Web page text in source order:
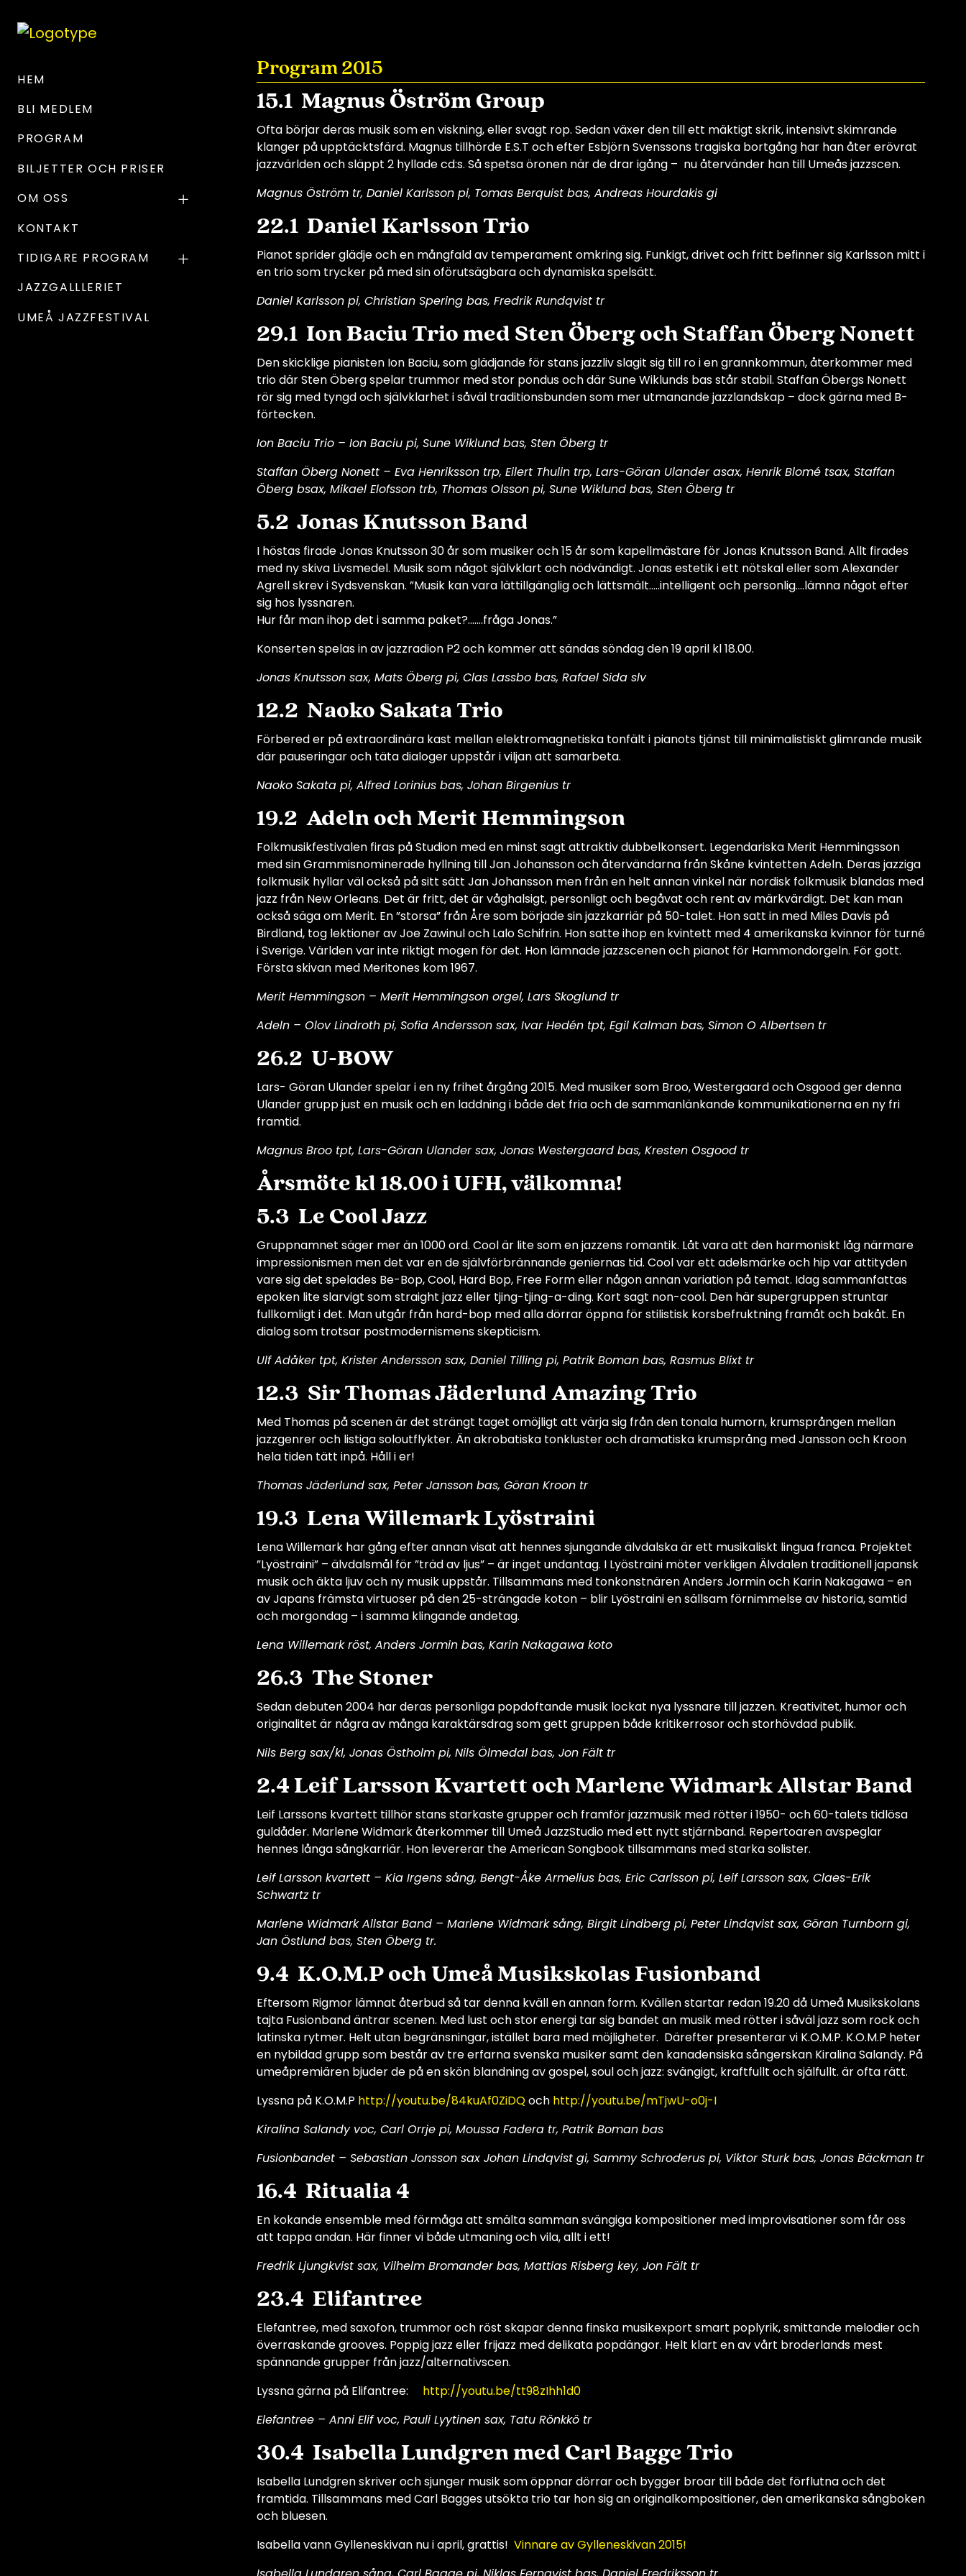
HEM
BLI MEDLEM
PROGRAM
BILJETTER OCH PRISER
OM OSS
KONTAKT
TIDIGARE PROGRAM
JAZZGALLLERIET
UMEÅ JAZZFESTIVAL
Program 2015
15.1 Magnus Öström Group
Ofta börjar deras musik som en viskning, eller svagt rop. Sedan växer den till ett mäktigt skrik, intensivt skimrande
klanger på upptäcktsfärd. Magnus tillhörde E.S.T och efter Esbjörn Svenssons tragiska bortgång har han åter erövrat
jazzvärlden och släppt 2 hyllade cd:s. Så spetsa öronen när de drar igång – nu återvänder han till Umeås jazzscen.
Magnus Öström tr, Daniel Karlsson pi, Tomas Berquist bas, Andreas Hourdakis gi
22.1 Daniel Karlsson Trio
Pianot sprider glädje och en mångfald av temperament omkring sig. Funkigt, drivet och fritt befinner sig Karlsson mitt i
en trio som trycker på med sin oförutsägbara och dynamiska spelsätt.
Daniel Karlsson pi, Christian Spering bas, Fredrik Rundqvist tr
29.1 Ion Baciu Trio med Sten Öberg och Staffan Öberg Nonett
Den skicklige pianisten Ion Baciu, som glädjande för stans jazzliv slagit sig till ro i en grannkommun, återkommer med
trio där Sten Öberg spelar trummor med stor pondus och där Sune Wiklunds bas står stabil. Staffan Öbergs Nonett
rör sig med tyngd och självklarhet i såväl traditionsbunden som mer utmanande jazzlandskap – dock gärna med B-
förtecken.
Ion Baciu Trio – Ion Baciu pi, Sune Wiklund bas, Sten Öberg tr
Staffan Öberg Nonett – Eva Henriksson trp, Eilert Thulin trp, Lars-Göran Ulander asax, Henrik Blomé tsax, Staffan
Öberg bsax, Mikael Elofsson trb, Thomas Olsson pi, Sune Wiklund bas, Sten Öberg tr
5.2 Jonas Knutsson Band
I höstas firade Jonas Knutsson 30 år som musiker och 15 år som kapellmästare för Jonas Knutsson Band. Allt firades
med ny skiva Livsmedel. Musik som något självklart och nödvändigt. Jonas estetik i ett nötskal eller som Alexander
Agrell skrev i Sydsvenskan. ”Musik kan vara lättillgänglig och lättsmält…..intelligent och personlig….lämna något efter
sig hos lyssnaren.
Hur får man ihop det i samma paket?…….fråga Jonas.”
Konserten spelas in av jazzradion P2 och kommer att sändas söndag den 19 april kl 18.00.
Jonas Knutsson sax, Mats Öberg pi, Clas Lassbo bas, Rafael Sida slv
12.2 Naoko Sakata Trio
Förbered er på extraordinära kast mellan elektromagnetiska tonfält i pianots tjänst till minimalistiskt glimrande musik
där pauseringar och täta dialoger uppstår i viljan att samarbeta.
Naoko Sakata pi, Alfred Lorinius bas, Johan Birgenius tr
19.2 Adeln och Merit Hemmingson
Folkmusikfestivalen firas på Studion med en minst sagt attraktiv dubbelkonsert. Legendariska Merit Hemmingsson
med sin Grammisnominerade hyllning till Jan Johansson och återvändarna från Skåne kvintetten Adeln. Deras jazziga
folkmusik hyllar väl också på sitt sätt Jan Johansson men från en helt annan vinkel när nordisk folkmusik blandas med
jazz från New Orleans. Det är fritt, det är våghalsigt, personligt och begåvat och rent av märkvärdigt. Det kan man
också säga om Merit. En ”storsa” från Åre som började sin jazzkarriär på 50-talet. Hon satt in med Miles Davis på
Birdland, tog lektioner av Joe Zawinul och Lalo Schifrin. Hon satte ihop en kvintett med 4 amerikanska kvinnor för turné
i Sverige. Världen var inte riktigt mogen för det. Hon lämnade jazzscenen och pianot för Hammondorgeln. För gott.
Första skivan med Meritones kom 1967.
Merit Hemmingson – Merit Hemmingson orgel, Lars Skoglund tr
Adeln – Olov Lindroth pi, Sofia Andersson sax, Ivar Hedén tpt, Egil Kalman bas, Simon O Albertsen tr
26.2 U-BOW
Lars- Göran Ulander spelar i en ny frihet årgång 2015. Med musiker som Broo, Westergaard och Osgood ger denna
Ulander grupp just en musik och en laddning i både det fria och de sammanlänkande kommunikationerna en ny fri
framtid.
Magnus Broo tpt, Lars-Göran Ulander sax, Jonas Westergaard bas, Kresten Osgood tr
Årsmöte kl 18.00 i UFH, välkomna!
5.3 Le Cool Jazz
Gruppnamnet säger mer än 1000 ord. Cool är lite som en jazzens romantik. Låt vara att den harmoniskt låg närmare
impressionismen men det var en de självförbrännande geniernas tid. Cool var ett adelsmärke och hip var attityden
vare sig det spelades Be-Bop, Cool, Hard Bop, Free Form eller någon annan variation på temat. Idag sammanfattas
epoken lite slarvigt som straight jazz eller tjing-tjing-a-ding. Kort sagt non-cool. Den här supergruppen struntar
fullkomligt i det. Man utgår från hard-bop med alla dörrar öppna för stilistisk korsbefruktning framåt och bakåt. En
dialog som trotsar postmodernismens skepticism.
Ulf Adåker tpt, Krister Andersson sax, Daniel Tilling pi, Patrik Boman bas, Rasmus Blixt tr
12.3 Sir Thomas Jäderlund Amazing Trio
Med Thomas på scenen är det strängt taget omöjligt att värja sig från den tonala humorn, krumsprången mellan
jazzgenrer och listiga soloutflykter. Än akrobatiska tonkluster och dramatiska krumsprång med Jansson och Kroon
hela tiden tätt inpå. Håll i er!
Thomas Jäderlund sax, Peter Jansson bas, Göran Kroon tr
19.3 Lena Willemark Lyöstraini
Lena Willemark har gång efter annan visat att hennes sjungande älvdalska är ett musikaliskt lingua franca. Projektet
”Lyöstraini” – älvdalsmål för ”träd av ljus” – är inget undantag. I Lyöstraini möter verkligen Älvdalen traditionell japansk
musik och äkta ljuv och ny musik uppstår. Tillsammans med tonkonstnären Anders Jormin och Karin Nakagawa – en
av Japans främsta virtuoser på den 25-strängade koton – blir Lyöstraini en sällsam förnimmelse av historia, samtid
och morgondag – i samma klingande andetag.
Lena Willemark röst, Anders Jormin bas, Karin Nakagawa koto
26.3 The Stoner
Sedan debuten 2004 har deras personliga popdoftande musik lockat nya lyssnare till jazzen. Kreativitet, humor och
originalitet är några av många karaktärsdrag som gett gruppen både kritikerrosor och storhövdad publik.
Nils Berg sax/kl, Jonas Östholm pi, Nils Ölmedal bas, Jon Fält tr
2.4 Leif Larsson Kvartett och Marlene Widmark Allstar Band
Leif Larssons kvartett tillhör stans starkaste grupper och framför jazzmusik med rötter i 1950- och 60-talets tidlösa
guldåder. Marlene Widmark återkommer till Umeå JazzStudio med ett nytt stjärnband. Repertoaren avspeglar
hennes långa sångkarriär. Hon levererar the American Songbook tillsammans med starka solister.
Leif Larsson kvartett – Kia Irgens sång, Bengt-Åke Armelius bas, Eric Carlsson pi, Leif Larsson sax, Claes-Erik
Schwartz tr
Marlene Widmark Allstar Band – Marlene Widmark sång, Birgit Lindberg pi, Peter Lindqvist sax, Göran Turnborn gi,
Jan Östlund bas, Sten Öberg tr.
9.4 K.O.M.P och Umeå Musikskolas Fusionband
Eftersom Rigmor lämnat återbud så tar denna kväll en annan form. Kvällen startar redan 19.20 då Umeå Musikskolans
tajta Fusionband äntrar scenen. Med lust och stor energi tar sig bandet an musik med rötter i såväl jazz som rock och
latinska rytmer. Helt utan begränsningar, istället bara med möjligheter. Därefter presenterar vi K.O.M.P. K.O.M.P heter
en nybildad grupp som består av tre erfarna svenska musiker samt den kanadensiska sångerskan Kiralina Salandy. På
umeåpremiären bjuder de på en skön blandning av gospel, soul och jazz: svängigt, kraftfullt och själfullt. är ofta rätt.
Lyssna på K.O.M.P http://youtu.be/84kuAf0ZiDQoch http://youtu.be/mTjwU-o0j-I
Kiralina Salandy voc, Carl Orrje pi, Moussa Fadera tr, Patrik Boman bas
Fusionbandet – Sebastian Jonsson sax Johan Lindqvist gi, Sammy Schroderus pi, Viktor Sturk bas, Jonas Bäckman tr
16.4 Ritualia 4
En kokande ensemble med förmåga att smälta samman svängiga kompositioner med improvisationer som får oss
att tappa andan. Här finner vi både utmaning och vila, allt i ett!
Fredrik Ljungkvist sax, Vilhelm Bromander bas, Mattias Risberg key, Jon Fält tr
23.4 Elifantree
Elefantree, med saxofon, trummor och röst skapar denna finska musikexport smart poplyrik, smittande melodier och
överraskande grooves. Poppig jazz eller frijazz med delikata popdängor. Helt klart en av vårt broderlands mest
spännande grupper från jazz/alternativscen.
Lyssna gärna på Elifantree: http://youtu.be/tt98zIhh1d0
Elefantree – Anni Elif voc, Pauli Lyytinen sax, Tatu Rönkkö tr
30.4 Isabella Lundgren med Carl Bagge Trio
Isabella Lundgren skriver och sjunger musik som öppnar dörrar och bygger broar till både det förflutna och det
framtida. Tillsammans med Carl Bagges utsökta trio tar hon sig an originalkompositioner, den amerikanska sångboken
och bluesen.
Isabella vann Gylleneskivan nu i april, grattis! Vinnare av Gylleneskivan 2015!